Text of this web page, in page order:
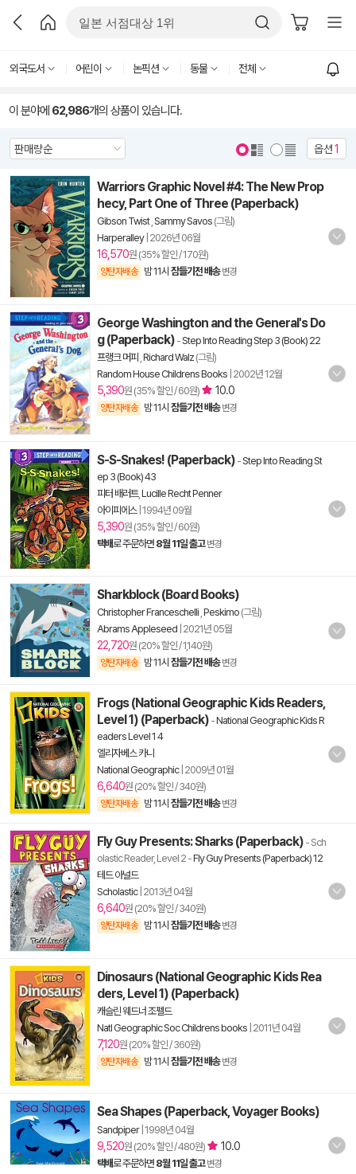
외국도서 어린이 논픽션 동물 전체
이 분야에 62,986개의 상품이 있습니다.
옵션1
Warriors Graphic Novel #4: The New Prop
hecy, Part One of Three (Paperback)
Gibson Twist, Sammy Savos (그림)
Harperalley| 2026년 06월
16,570원 (35% 할인 / 170원)
양탄자배송 밤 11시 잠들기전 배송 변경
George Washington and the General's Do
g (Paperback) -Step Into Reading Step 3 (Book) 22
프랭크 머피 Richard Walz (그림)
Random House Childrens Books 2002년 12월
5,390원 (35% 할인 / 60원) 10.0
양탄자배송 밤 11시 잠들기전 배송 변경
S-S-Snakes! (Paperback) -Step Into Reading St
ep 3 (Book) 43
피터 배러트, Lucille Recht Penner
아이피에스| 1994년 09월
5,390원 (35% 할인 / 60원)
택배로 주문하면 8월 11일 출고 변경
Sharkblock (Board Books)
Christopher Franceschelli Peskimo (그림)
Abrams Appleseed 2021년 05월
22,720원 (20% 할인 / 1,140원)
양탄자배송 밤 11시 잠들기전 배송 변경
Frogs (National Geographic Kids Readers,
Level 1) (Paperback) -National Geographic Kids R
eaders Level 1 4
엘리자베스 카니
National Geographic| 2009년 01월
6,640원 (20% 할인 / 340원)
양탄자배송 밤 11시 잠들기전 배송 변경
Fly Guy Presents: Sharks (Paperback) - Sch
olastic Reader, Level 2 -Fly Guy Presents (Paperback) 12
테드 아널드
Scholastic| 2013년 04월
6,640원 (20% 할인 / 340원)
양탄자배송 밤 11시 잠들기전 배송 변경
Dinosaurs (National Geographic Kids Rea
ders, Level 1) (Paperback)
캐슬린 웨드너 조펠드
Natl Geographic Soc Childrens books 2011년 04월
7,120원 (20% 할인 / 360원)
양탄자배송 밤 11시 잠들기전 배송 변경
Sea Shapes (Paperback, Voyager Books)
Sandpiper| 1998년 04월
9,520원 (20% 할인 / 480원) 10.0
택배로 주문하면 8월 11일 출고 변경